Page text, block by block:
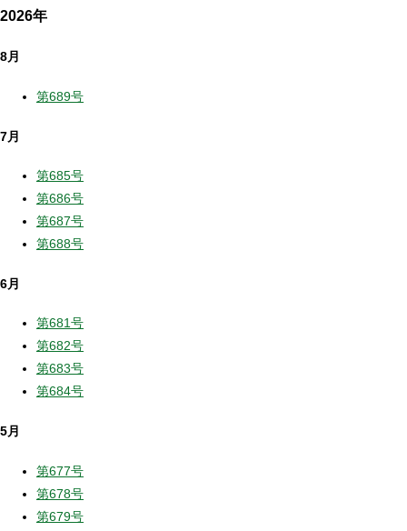
2026年
8月
第689号
7月
第685号
第686号
第687号
第688号
6月
第681号
第682号
第683号
第684号
5月
第677号
第678号
第679号